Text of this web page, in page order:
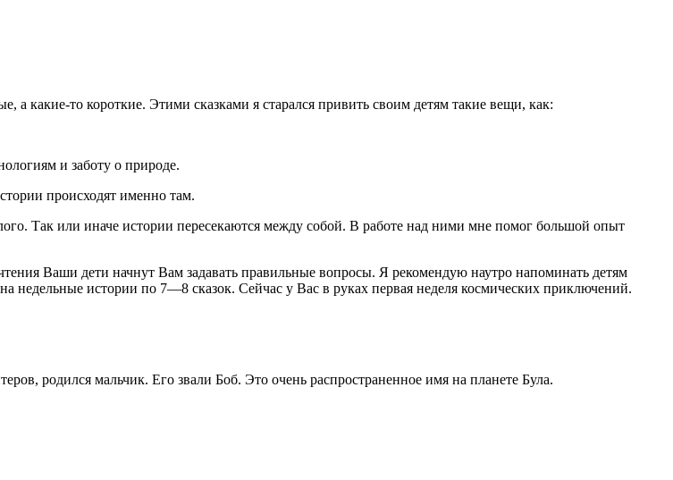
а какие-то короткие. Этими сказками я старался привить своим детям такие вещи, как:
и заботу о природе.
происходят именно там.
Так или иначе истории пересекаются между собой. В работе над ними мне помог большой опыт
Ваши дети начнут Вам задавать правильные вопросы. Я рекомендую наутро напоминать детям
недельные истории по 7—8 сказок. Сейчас у Вас в руках первая неделя космических приключений.
родился мальчик. Его звали Боб. Это очень распространенное имя на планете Була.